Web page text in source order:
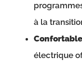
à la
électrique